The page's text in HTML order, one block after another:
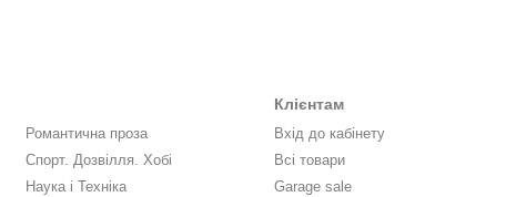
Романтична проза
Спорт. Дозвілля. Хобі
Наука і Техніка
Клієнтам
Вхід до кабінету
Всі товари
Garage sale